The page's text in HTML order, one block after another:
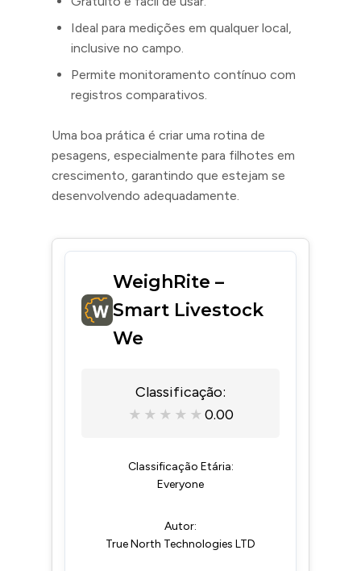
Ideal para medições em qualquer local,
inclusive no campo.
Permite monitoramento contínuo com
registros comparativos.
Uma boa prática é criar uma rotina de
pesagens, especialmente para filhotes em
crescimento, garantindo que estejam se
desenvolvendo adequadamente.
WeighRite –
Smart Livestock
We
Classificação:
★ ★ ★ ★ ★ 0.00
Classificação Etária:
Everyone
Autor:
True North Technologies LTD